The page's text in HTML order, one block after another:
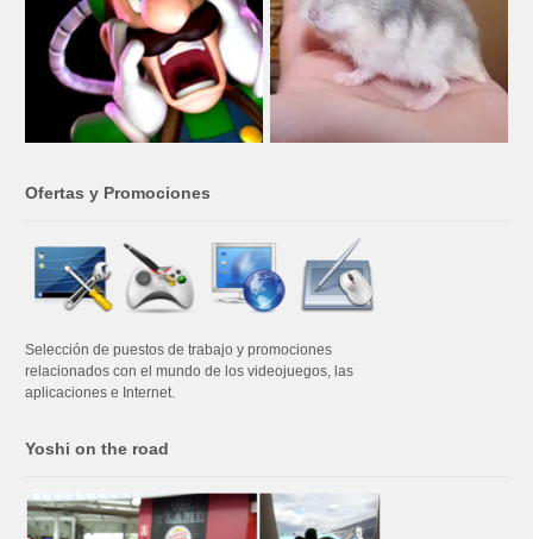
Ofertas y Promociones
Selección de puestos de trabajo y promociones
relacionados con el mundo de los videojuegos, las
aplicaciones e Internet.
Yoshi on the road